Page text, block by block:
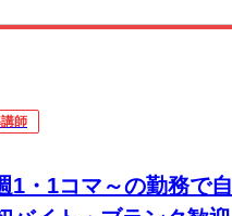
師
1・1コマ～の勤務で自